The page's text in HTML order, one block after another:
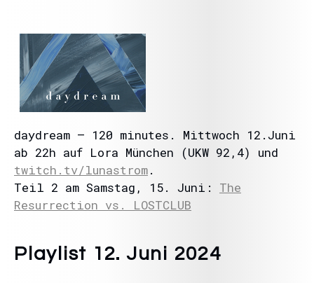
daydream – 120 minutes. Mittwoch 12.Juni
ab 22h auf Lora München (UKW 92,4) und
twitch.tv/lunastrom.
Teil 2 am Samstag, 15. Juni: The
Resurrection vs. LOSTCLUB
Playlist 12. Juni 2024